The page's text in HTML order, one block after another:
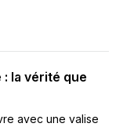
: la vérité que
avec une valise